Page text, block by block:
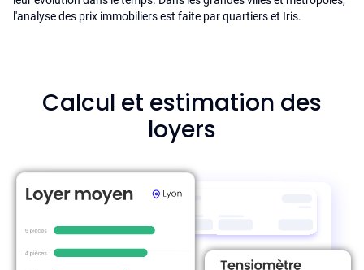
l'analyse des prix immobiliers est faite par quartiers et Iris.
Calcul et estimation des
loyers